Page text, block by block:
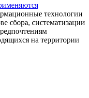
технологии
сбора, систематизации
на территории